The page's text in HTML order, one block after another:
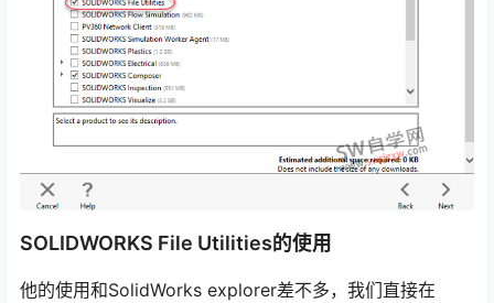
SOLIDWORKS File Utilities的使用
他的使用和SolidWorks explorer差不多，我们直接在